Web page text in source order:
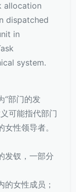
allocation
dispatched
in
system.
“部门的发
可能指代部门
性领导者。
发钗，一部分
女性成员；